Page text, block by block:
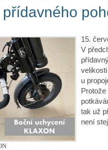
15.
V
u
tak už
není